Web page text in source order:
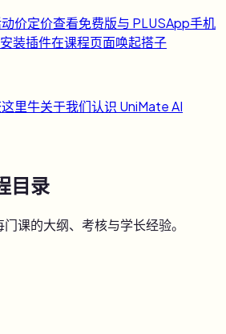
价定价查看免费版与 PLUSApp手机
安装插件在课程页面唤起搭子
里牛关于我们认识 UniMate AI
目录
课的大纲、考核与学长经验。